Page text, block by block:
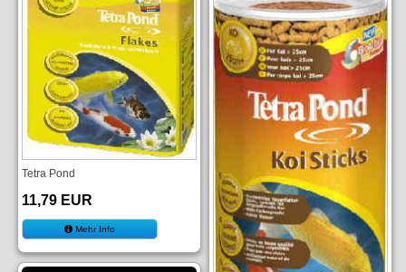
Tetra Pond
11,79 EUR
Mehr Info